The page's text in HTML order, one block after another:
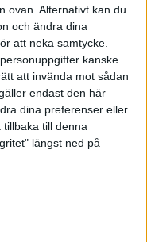
ovan. Alternativt kan du
och ändra dina
att neka samtycke.
kanske
att invända mot sådan
endast den här
dina preferenser eller
till denna
längst ned på
redan har alla
då inköpa en
för den?